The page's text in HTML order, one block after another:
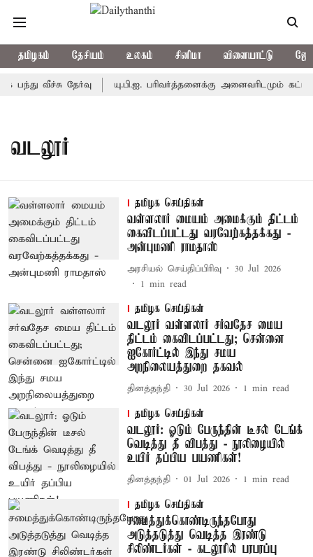
தமிழகம் தேசியம் உலகம் சினிமா விளையாட்டு
பந்து வீச்சு தேர்வு யு.பி.ஐ. பரிவர்த்தனைக்கு அனைவரிடமும்
வடலூர்
தமிழக செய்திகள்
வள்ளலார் மையம் அமைக்கும் திட்டம்
கைவிடப்பட்டது வரவேற்கத்தக்கது -
அன்புமணி ராமதாஸ்
அரசியல் செய்திப்பிரிவு
30 Jul 2026
1 min read
தமிழக செய்திகள்
வடலூர் வள்ளலார் சர்வதேச மைய
திட்டம் கைவிடப்பட்டது; சென்னை
ஐகோர்ட்டில் இந்து சமய
அறநிலையத்துறை தகவல்
தினத்தந்தி 30 Jul 2026 1 min read
தமிழக செய்திகள்
வடலூர்: ஓடும் பேருந்தின் டீசல் டேங்க்
வெடித்து தீ விபத்து - நூலிழையில்
உயிர் தப்பிய பயணிகள்!
தினத்தந்தி 01 Jul 2026 1 min read
தமிழக செய்திகள்
சமைத்துக்கொண்டிருந்தபோது
அடுத்தடுத்து வெடித்த இரண்டு
சிலிண்டர்கள் - கடலூரில் பரபரப்பு